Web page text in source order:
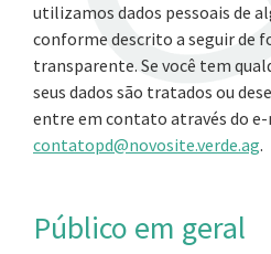
utilizamos dados pessoais de
conforme descrito a seguir de
transparente. Se você tem
seus dados são tratados ou
entre em contato através do
contatopd@novosite.verde.ag.
Público em geral